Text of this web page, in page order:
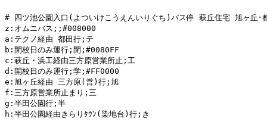
# 四ツ池公園入口(よついけこうえんいりぐち)バス停 萩丘住宅 旭ヶ丘･
z:オムニバス;;#008000
a:テクノ経由 都田行;テ
b:閉校日のみ運行;閉;#0080FF
c:萩丘・浜工経由三方原営業所止;工
d:開校日のみ運行;学;#FF0000
e:旭ヶ丘経由 三方原(営)行;旭
f:三方原営業所止まり;三
g:半田公園行;半
h:半田公園経由きらりﾀｳﾝ(染地台)行;き